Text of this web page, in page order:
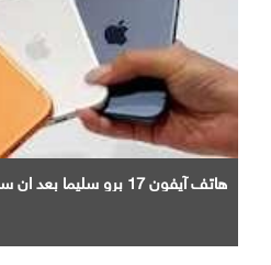
هاتف آيفون 17 برو سليما بعد ان سقط من ارتفاع 1100 متر